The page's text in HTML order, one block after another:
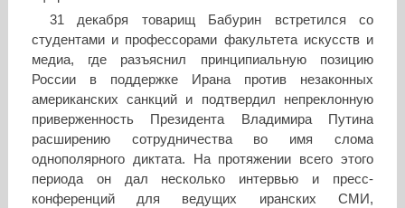
31 декабря товарищ Бабурин встретился со
студентами и профессорами факультета искусств и
медиа, где разъяснил принципиальную позицию
России в поддержке Ирана против незаконных
американских санкций и подтвердил непреклонную
приверженность Президента Владимира Путина
расширению сотрудничества во имя слома
однополярного диктата. На протяжении всего этого
периода он дал несколько интервью и пресс-
конференций для ведущих иранских СМИ,